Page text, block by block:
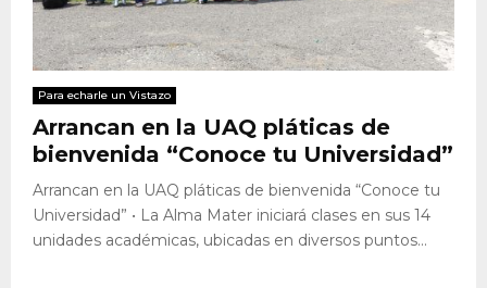
Para echarle un Vistazo
Arrancan en la UAQ pláticas de
bienvenida “Conoce tu Universidad”
Arrancan en la UAQ pláticas de bienvenida “Conoce tu
Universidad” • La Alma Mater iniciará clases en sus 14
unidades académicas, ubicadas en diversos puntos...